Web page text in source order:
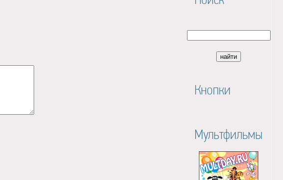
Кнопки
Мультфильмы